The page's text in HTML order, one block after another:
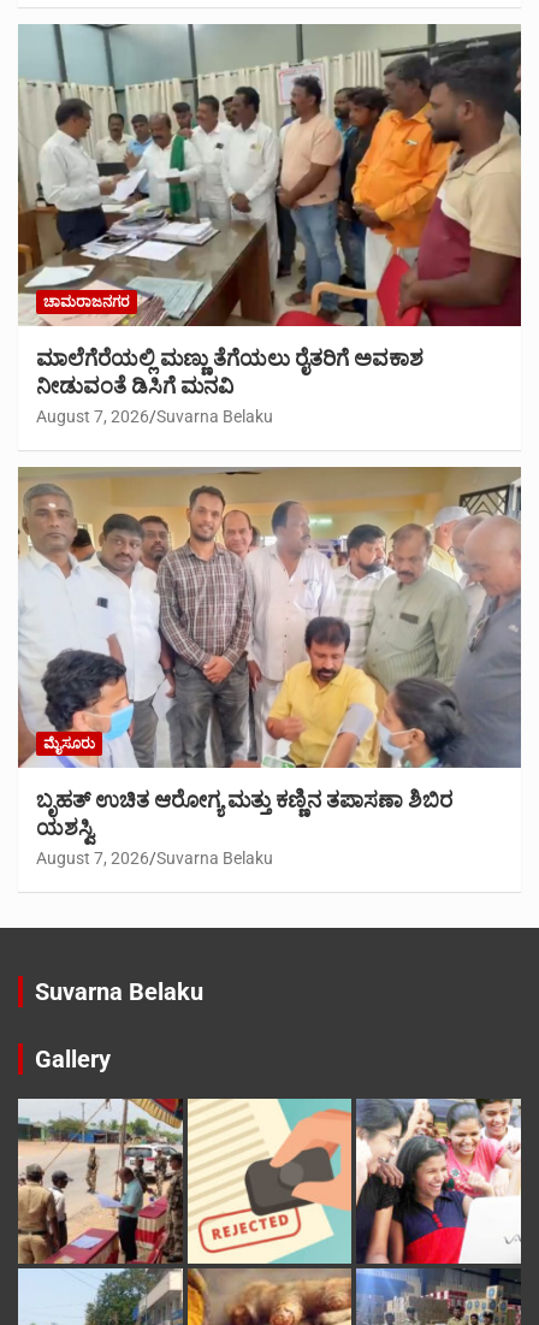
ಚಾಮರಾಜನಗರ
ಮಾಲೆಗೆರೆಯಲ್ಲಿ ಮಣ್ಣು ತೆಗೆಯಲು ರೈತರಿಗೆ ಅವಕಾಶ
ನೀಡುವಂತೆ ಡಿಸಿಗೆ ಮನವಿ
August 7, 2026 Suvarna Belaku
ಮೈಸೂರು
ಬೃಹತ್ ಉಚಿತ ಆರೋಗ್ಯ ಮತ್ತು ಕಣ್ಣಿನ ತಪಾಸಣಾ ಶಿಬಿರ
ಯಶಸ್ವಿ
August 7, 2026 Suvarna Belaku
Suvarna Belaku
Gallery